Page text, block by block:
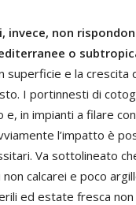
invece, non
o
superficie e la
I portinnesti di
e, in impianti a filare
l’impatto è
Va sottolineato
calcarei e poco
ed estate fresca